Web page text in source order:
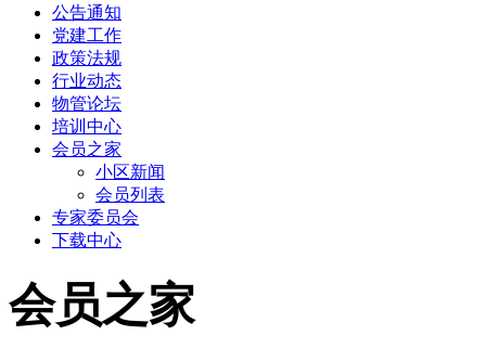
公告通知
党建工作
政策法规
行业动态
物管论坛
培训中心
会员之家
小区新闻
会员列表
专家委员会
下载中心
会员之家